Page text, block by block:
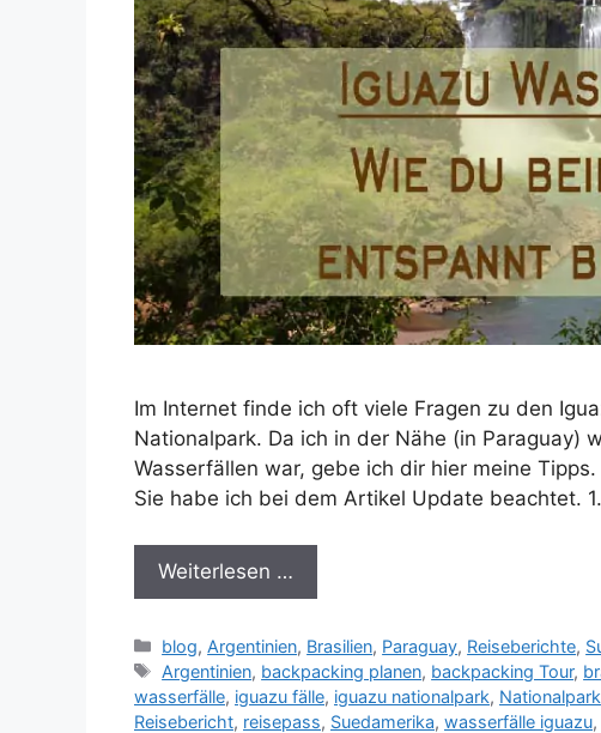
Im Internet finde ich oft viele Fragen zu den
Nationalpark. Da ich in der Nähe (in Paraguay)
Wasserfällen war, gebe ich dir hier meine
Sie habe ich bei dem Artikel Update beachtet.
Weiterlesen …
Kategorien
blog, Argentinien, Brasilien, Paraguay, Reiseberichte,
Schlagwörter
Argentinien, backpacking planen, backpacking Tour,
wasserfälle, iguazu fälle, iguazu nationalpark, Nationalpark
Reisebericht, reisepass, Suedamerika, wasserfälle iguazu,